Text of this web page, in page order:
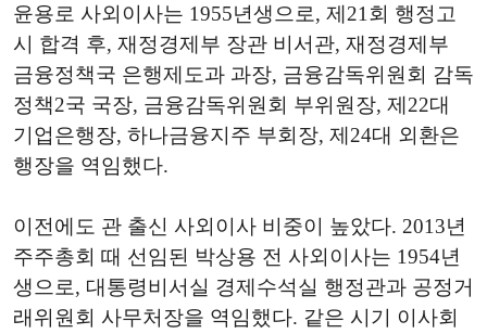
윤용로 사외이사는 1955년생으로, 제21회 행정고
시 합격 후, 재정경제부 장관 비서관, 재정경제부
금융정책국 은행제도과 과장, 금융감독위원회 감독
정책2국 국장, 금융감독위원회 부위원장, 제22대
기업은행장, 하나금융지주 부회장, 제24대 외환은
행장을 역임했다.
이전에도 관 출신 사외이사 비중이 높았다. 2013년
주주총회 때 선임된 박상용 전 사외이사는 1954년
생으로, 대통령비서실 경제수석실 행정관과 공정거
래위원회 사무처장을 역임했다. 같은 시기 이사회